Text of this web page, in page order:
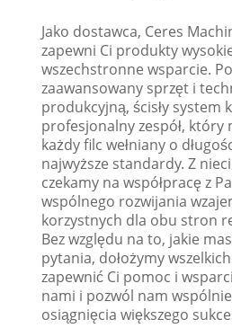
Jako dostawca, Ceres
zapewni Ci produkty
wszechstronne wsparcie.
zaawansowany sprzęt i
produkcyjną, ścisły system
profesjonalny zespół, który
każdy filc wełniany o
najwyższe standardy. Z
czekamy na współpracę z
wspólnego rozwijania
korzystnych dla obu stron
Bez względu na to, jakie
pytania, dołożymy
zapewnić Ci pomoc i
nami i pozwól nam
osiągnięcia większego